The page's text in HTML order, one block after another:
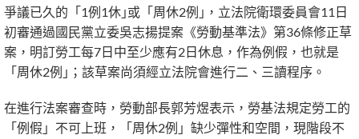
爭議已久的「1例1休｣或「周休2例｣，立法院衛環委員會11日
初審通過國民黨立委吳志揚提案《勞動基準法》第36條修正草
案，明訂勞工每7日中至少應有2日休息，作為例假，也就是
「周休2例｣；該草案尚須經立法院會進行二、三讀程序。
在進行法案審查時，勞動部長郭芳煜表示，勞基法規定勞工的
「例假」不可上班，「周休2例」缺少彈性和空間，現階段不